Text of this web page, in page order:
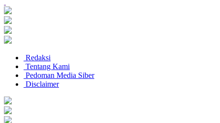
Redaksi
Tentang Kami
Pedoman Media Siber
Disclaimer